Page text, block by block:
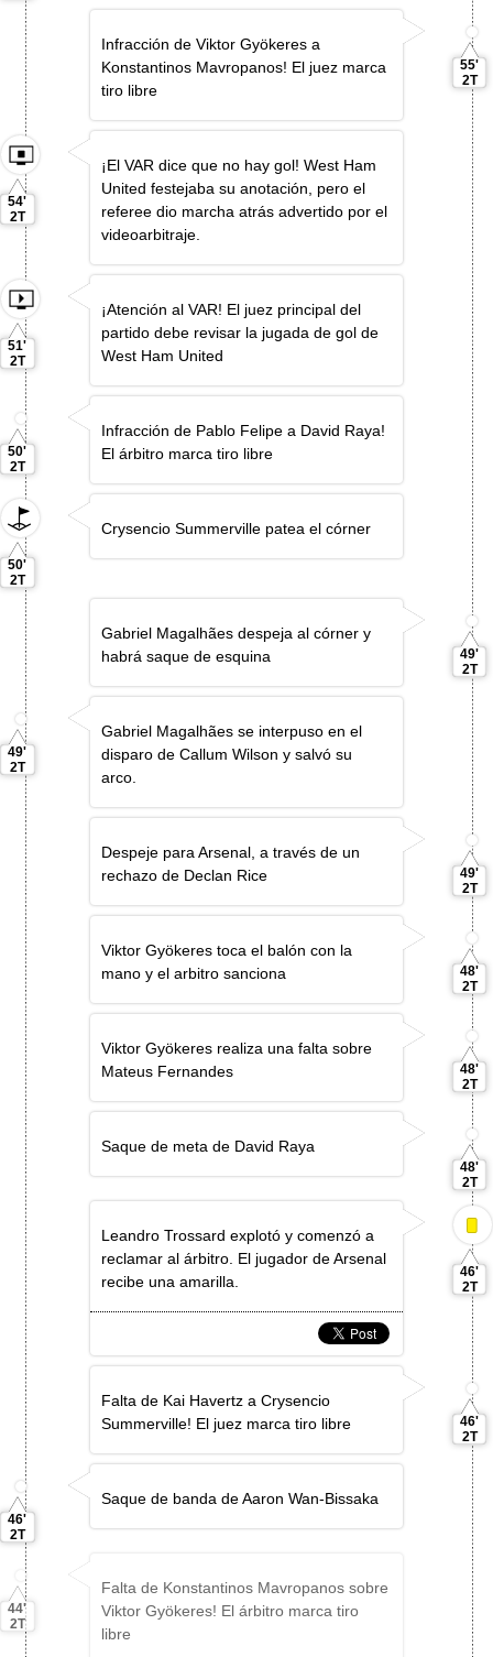
Infracción de Viktor Gyökeres a
Konstantinos Mavropanos! El juez marca
tiro libre
55'
2T
54'
2T
¡El VAR dice que no hay gol! West Ham
United festejaba su anotación, pero el
referee dio marcha atrás advertido por el
videoarbitraje.
51'
2T
¡Atención al VAR! El juez principal del
partido debe revisar la jugada de gol de
West Ham United
50'
2T
Infracción de Pablo Felipe a David Raya!
El árbitro marca tiro libre
50'
2T
Crysencio Summerville patea el córner
Gabriel Magalhães despeja al córner y
habrá saque de esquina
49'
2T
49'
2T
Gabriel Magalhães se interpuso en el
disparo de Callum Wilson y salvó su
arco.
Despeje para Arsenal, a través de un
rechazo de Declan Rice
49'
2T
Viktor Gyökeres toca el balón con la
mano y el arbitro sanciona
48'
2T
Viktor Gyökeres realiza una falta sobre
Mateus Fernandes
48'
2T
Saque de meta de David Raya
48'
2T
Leandro Trossard explotó y comenzó a
reclamar al árbitro. El jugador de Arsenal
recibe una amarilla.
46'
2T
Falta de Kai Havertz a Crysencio
Summerville! El juez marca tiro libre
46'
2T
46'
2T
Saque de banda de Aaron Wan-Bissaka
44'
2T
Falta de Konstantinos Mavropanos sobre
Viktor Gyökeres! El árbitro marca tiro
libre